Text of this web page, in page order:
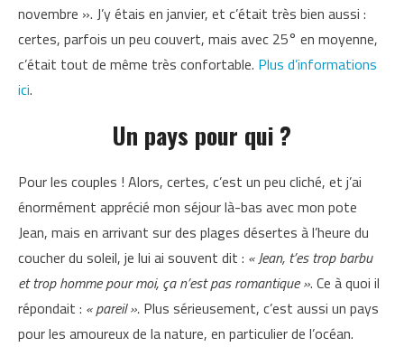
novembre ». J’y étais en janvier, et c’était très bien aussi :
certes, parfois un peu couvert, mais avec 25° en moyenne,
c’était tout de même très confortable. Plus d’informations
ici.
Un pays pour qui ?
Pour les couples ! Alors, certes, c’est un peu cliché, et j’ai
énormément apprécié mon séjour là-bas avec mon pote
Jean, mais en arrivant sur des plages désertes à l’heure du
coucher du soleil, je lui ai souvent dit : « Jean, t’es trop barbu
et trop homme pour moi, ça n’est pas romantique ». Ce à quoi il
répondait : « pareil ». Plus sérieusement, c’est aussi un pays
pour les amoureux de la nature, en particulier de l’océan.